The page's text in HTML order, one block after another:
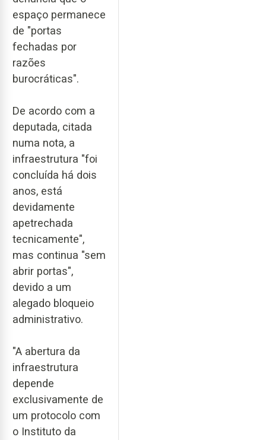
espaço permanece
de "portas
fechadas por
razões
burocráticas".
De acordo com a
deputada, citada
numa nota, a
infraestrutura "foi
concluída há dois
anos, está
devidamente
apetrechada
tecnicamente",
mas continua "sem
abrir portas",
devido a um
alegado bloqueio
administrativo.
"A abertura da
infraestrutura
depende
exclusivamente de
um protocolo com
o Instituto da